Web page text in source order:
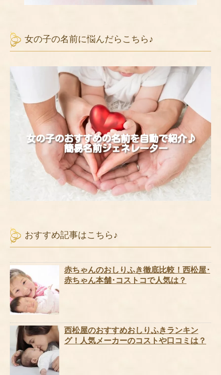
女の子の名前に悩んだらこちら♪
おすすめ記事はこちら♪
赤ちゃんのおしりふき徹底比較！西松屋･
赤ちゃん本舗･コストコで人気は？
西松屋のおすすめおしりふきランキン
グ！人気メーカーのコストや口コミは？